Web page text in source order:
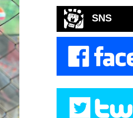
SNS